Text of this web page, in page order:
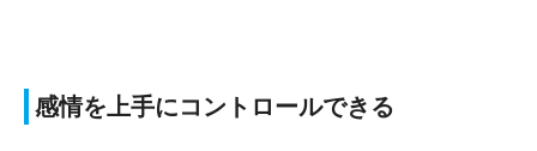
感情を上手にコントロールできる